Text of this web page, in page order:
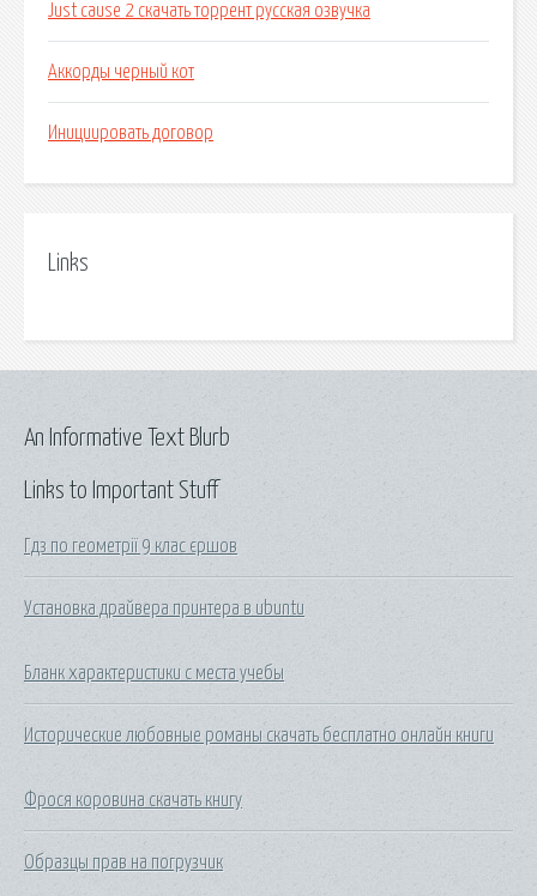
Just cause 2 скачать торрент русская озвучка
Аккорды черный кот
Инициировать договор
Links
Links to Important Stuff
Гдз по геометрії 9 клас єршов
Установка драйвера принтера в ubuntu
Бланк характеристики с места учебы
Исторические любовные романы скачать бесплатно онлайн книги
Фрося коровина скачать книгу
Образцы прав на погрузчик
An Informative Text Blurb